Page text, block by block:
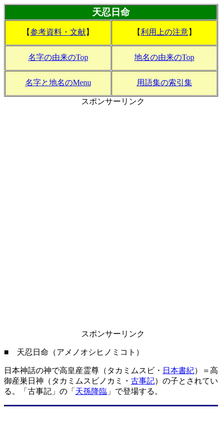
天忍日命
【参考資料・文献】 【利用上の注意】
名字の由来のTop 地名の由来のTop
名字と地名のMenu 用語集の索引集
スポンサーリンク
スポンサーリンク
■ 天忍日命（アメノオシヒノミコト）
日本神話の神で高皇産霊尊（タカミムスビ・ 日本書紀）＝高
御産巣日神（タカミムスビノカミ・ 古事記）の子とされてい
る。「古事記」の「 天孫降臨 」で登場する。